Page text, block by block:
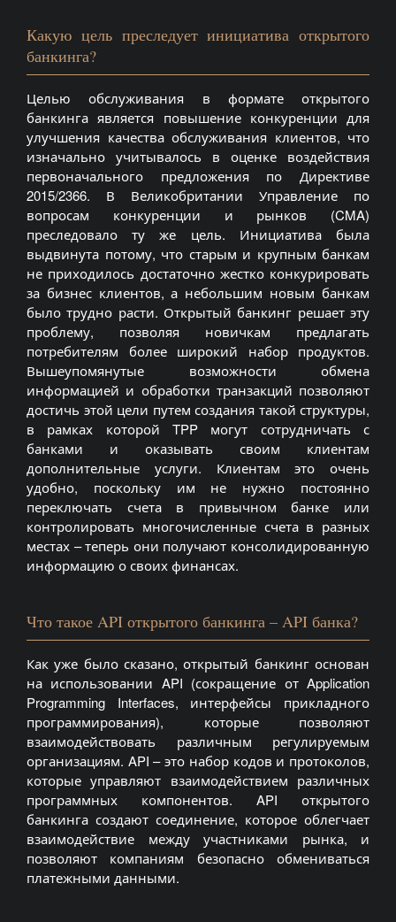
Какую цель преследует инициатива открытого
банкинга?
Целью обслуживания в формате открытого
банкинга является повышение конкуренции для
улучшения качества обслуживания клиентов, что
изначально учитывалось в оценке воздействия
первоначального предложения по Директиве
2015/2366. В Великобритании Управление по
вопросам конкуренции и рынков (CMA)
преследовало ту же цель. Инициатива была
выдвинута потому, что старым и крупным банкам
не приходилось достаточно жестко конкурировать
за бизнес клиентов, а небольшим новым банкам
было трудно расти. Открытый банкинг решает эту
проблему, позволяя новичкам предлагать
потребителям более широкий набор продуктов.
Вышеупомянутые возможности обмена
информацией и обработки транзакций позволяют
достичь этой цели путем создания такой структуры,
в рамках которой TPP могут сотрудничать с
банками и оказывать своим клиентам
дополнительные услуги. Клиентам это очень
удобно, поскольку им не нужно постоянно
переключать счета в привычном банке или
контролировать многочисленные счета в разных
местах – теперь они получают консолидированную
информацию о своих финансах.
Что такое API открытого банкинга – API банка?
Как уже было сказано, открытый банкинг основан
на использовании API (сокращение от Application
Programming Interfaces, интерфейсы прикладного
программирования), которые позволяют
взаимодействовать различным регулируемым
организациям. API – это набор кодов и протоколов,
которые управляют взаимодействием различных
программных компонентов. API открытого
банкинга создают соединение, которое облегчает
взаимодействие между участниками рынка, и
позволяют компаниям безопасно обмениваться
платежными данными.